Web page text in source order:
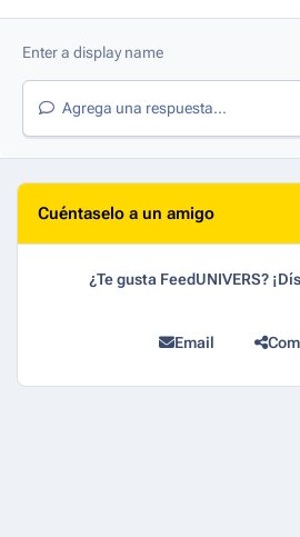
Agrega una respuesta...
Cuéntaselo a un amigo
¿Te gusta FeedUNIVERS?
Email